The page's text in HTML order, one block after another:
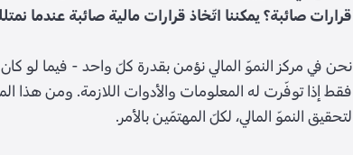
قرارات صائبة؟ يمكننا اتّخاذ قرارات مالية صائبة عندما
نحن في مركز النموّ المالي نؤمن بقدرة كلّ واحد - فيما لو
فقط إذا توفّرت له المعلومات والأدوات اللازمة. ومن هذا
لتحقيق النموّ المالي، لكلّ المهتمّين بالأمر.